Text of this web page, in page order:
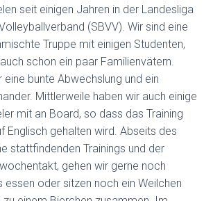
seit einigen Jahren in der Landesliga
(SBVV). Wir sind eine
Truppe mit einigen Studenten,
schon ein paar Familienvätern.
eine bunte Abwechslung und ein
Mittlerweile haben wir auch einige
mit an Board, so dass das Training
Englisch gehalten wird. Abseits des
stattfindenden Trainings und der
gehen wir gerne noch
oder sitzen noch ein Weilchen